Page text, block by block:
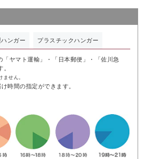
ンガー プラスチックハンガー
「ヤマト運輸」・「日本郵便」・「佐川急
せん。
時間の指定ができます。